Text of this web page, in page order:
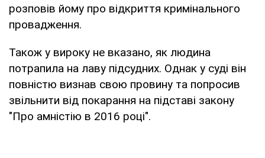
розповів йому про відкриття кримінального
провадження.
Також у вироку не вказано, як людина
потрапила на лаву підсудних. Однак у суді він
повністю визнав свою провину та попросив
звільнити від покарання на підставі закону
"Про амністію в 2016 році".